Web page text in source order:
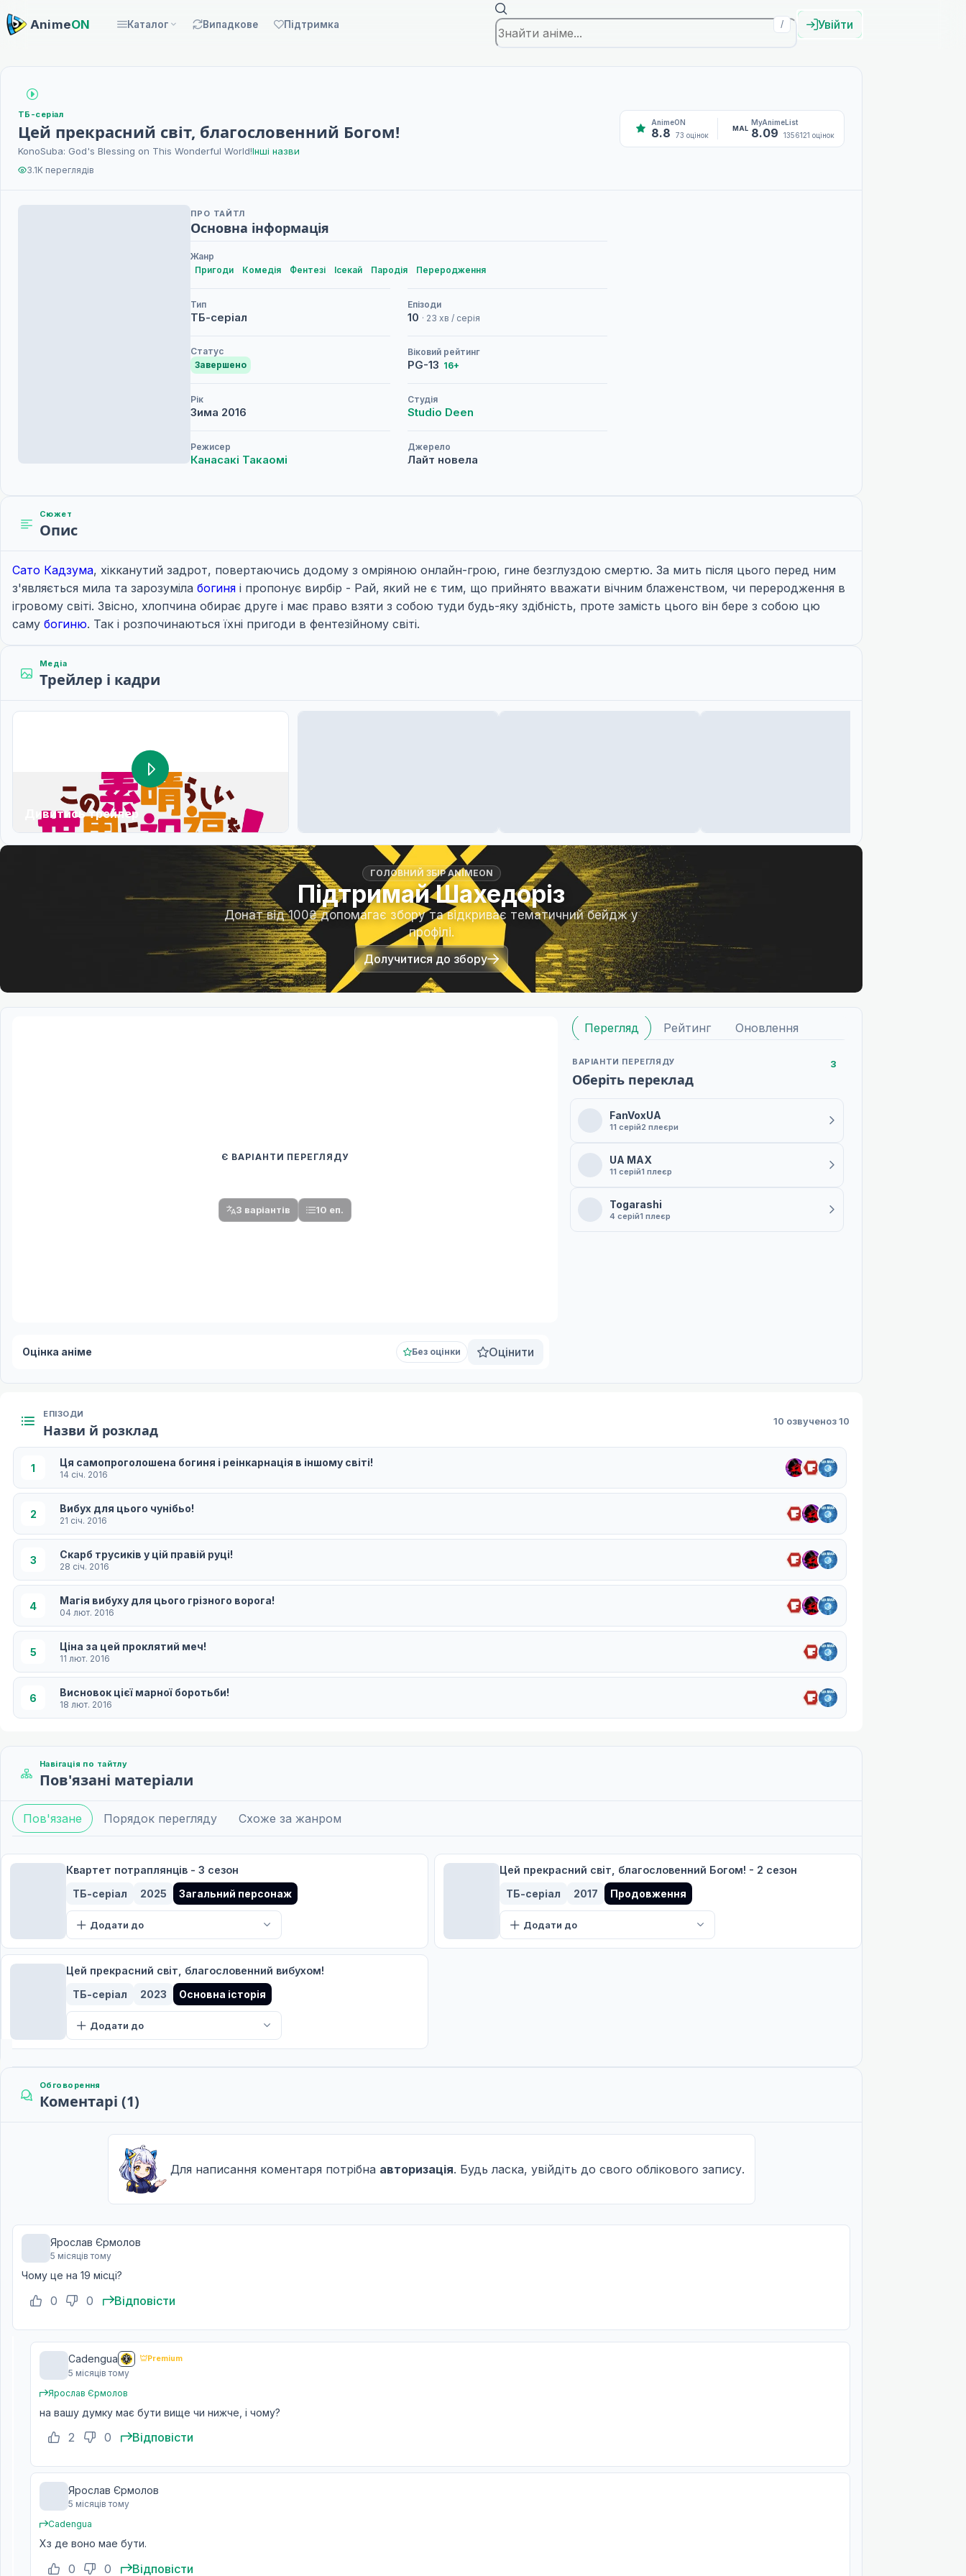
AnimeON Каталог Випадкове Підтримка / Увійти
ТБ-серіал
Цей прекрасний світ, благословенний Богом!
KonoSuba: God's Blessing on This Wonderful World!Інші назви
3.1K переглядів
AnimeON
8.8 73 оцінок
MAL
MyAnimeList
8.09 1356121 оцінок
ПРО ТАЙТЛ
Основна інформація
Жанр
Пригоди
Комедія Фентезі Ісекай Пародія Переродження
Тип
ТБ-серіал
Епізоди
10 · 23 хв / серія
Статус
Завершено
Віковий рейтинг
PG-13 16+
Рік
Зима 2016
Студія
Studio Deen
Режисер
Канасакі Такаомі
Джерело
Лайт новела
Сюжет
Опис
Сато Кадзума, хікканутий задрот, повертаючись додому з омріяною онлайн-грою, гине безглуздою смертю. За мить після цього перед ним
з'являється мила та зарозуміла богиня і пропонує вирбір - Рай, який не є тим, що прийнято вважати вічним блаженством, чи переродження в
ігровому світі. Звісно, хлопчина обирає друге і має право взяти з собою туди будь-яку здібність, проте замість цього він бере з собою цю
саму богиню. Так і розпочинаються їхні пригоди в фентезійному світі.
Медіа
Трейлер і кадри
Дивитись трейлер
ГОЛОВНИЙ ЗБІР ANIMEON
Підтримай Шахедоріз
Донат від 100₴ допомагає збору та відкриває тематичний бейдж у
профілі.
Долучитися до збору
Є ВАРІАНТИ ПЕРЕГЛЯДУ
3 варіантів 10 еп.
Оцінка аніме Без оцінки Оцінити
Перегляд Рейтинг Оновлення
ВАРІАНТИ ПЕРЕГЛЯДУ
Оберіть переклад
3
FanVoxUA
11 серій2 плеєри
UA MAX
11 серій1 плеєр
Togarashi
4 серій1 плеєр
ЕПІЗОДИ
Назви й розклад
10 озвученоз 10
1 Ця самопроголошена богиня і реінкарнація в іншому світі!
14 січ. 2016
2 Вибух для цього чунібьо!
21 січ. 2016
3 Скарб трусиків у цій правій руці!
28 січ. 2016
4 Магія вибуху для цього грізного ворога!
04 лют. 2016
5 Ціна за цей проклятий меч!
11 лют. 2016
6 Висновок цієї марної боротьби!
18 лют. 2016
Любляча рука для нашої вечірки, коли ми не зможемо пережити зиму!
9 Боже благословення для цього чудового магазину!
Останнє полум'я для цієї надмірно розкішної фортеці!
17 бер. 2016
Навігація по тайтлу
Пов'язані матеріали
Пов'язане Порядок перегляду Схоже за жанром
Квартет потраплянців - 3 сезон
ТБ-серіал
2025 Загальний персонаж
Додати до
Цей прекрасний світ, благословенний Богом! - 2 сезон
ТБ-серіал
2017 Продовження
Додати до
Цей прекрасний світ, благословенний вибухом!
ТБ-серіал
2023 Основна історія
Додати до
Обговорення
Коментарі (1)
Для написання коментаря потрібна авторизація. Будь ласка, увійдіть до свого облікового запису.
Ярослав Єрмолов
5 місяців тому
Чому це на 19 місці?
0 0 Відповісти
Cadengua Premium
5 місяців тому
Ярослав Єрмолов
на вашу думку має бути вище чи нижче, і чому?
2 0 Відповісти
Ярослав Єрмолов
5 місяців тому
Cadengua
Хз де воно мае бути.
0 0 Відповісти